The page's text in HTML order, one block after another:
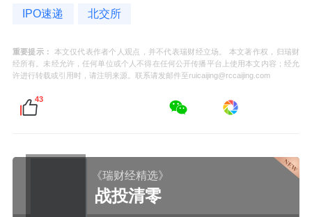
IPO速递 北交所
重要提示：
本文仅代表作者个人观点，并不代表瑞财经立场。 本文著作权，归瑞财
经所有。未经允许，任何单位或个人不得在任何公开传播平台上使用本文内容；经允
许进行转载或引用时，请注明来源。联系请发邮件至ruicaijing@rccaijing.com
43
《瑞财经精选》
战投清零